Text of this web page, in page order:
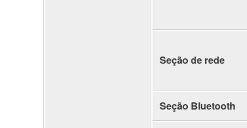
Seção de rede
Seção Bluetooth